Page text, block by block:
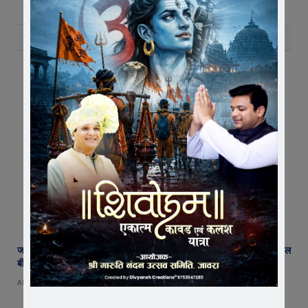
RELATEDPOSTS
जावरा में किसानों और कांग्रेस का जंगी प्रदर्शन, राजस्व विभाग में भ्रष्टाचार और फसल
बीमा पर जताया आक्रोश
AUGUST 6, 2026